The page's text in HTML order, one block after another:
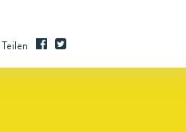
Teilen